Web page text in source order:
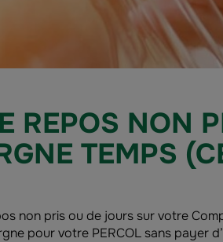
REPOS NON
TEMPS
non pris ou de jours sur votre
pour votre PERCOL sans payer